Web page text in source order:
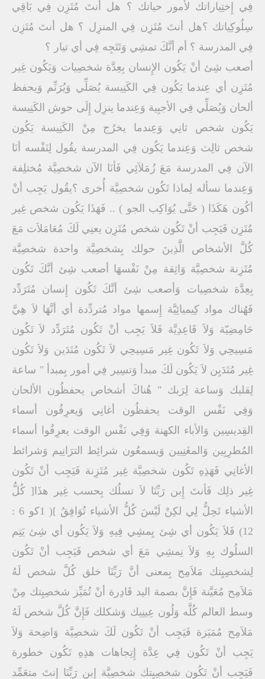
فِي إِختِياراتك لأمور حياتك ؟ هل أنتَ مُتَزِن فِي بَاقِي
سِلُوكِياتك ؟هل أنتَ مُتَزِن فِي المنزِل ؟ هل أنتَ مُتَزِن
فِي المدرسة ؟ أم أنَّكَ تمشِي وَتَتَجِه فِي أي تيار ؟
أصعب شِئ أنْ يَكُون الإِنسان بِعِدَّة شخصِيات وَيَكُون غِير
مُتَزِن أي عِندما يَكُون فِي الكَنِيسة يُصَلِّي وَيُرَنِّم وَيحفظ
ألحان وَيُصَلِّي فِي الأجبِية وَعِندما ينزِل إِلَى حوش الكَنِيسة
يَكُون شخص ثانِي وَعِندما يخرُج مِنْ الكَنِيسة يَكُون
شخص ثالِث وَعِندما يَكُون فِي المدرسة يقُول لِنَفْسه أنَا
الآن فِي المدرسة مَعَ زُمَلاَئِي فَأنَا الآن شخصِيَّة مُختلِفة
وَعِندما نسأله لِماذا تَكُون شخصِيَّة أُخرى ؟يقُول يَجِب أنْ
أكُون هَكَذَا ( حَتَّى يُوَاكِب الجو ) .. فَهَذَا يَكُون شخص غِير
مُتَزِن فَيَجِب أنْ تَكُون شخص مُتَزِن يعنِي لَكَ مُعَامَلاَت مَعَ
كُلَّ الأشخاص الَّذِينَ حولك بِشخصِيَّة واحدة شخصِيَّة
مُتَزِنة شخصِيَّة وَاثِقة مِنْ نَفْسهَا أصعب شِئ أنَّكَ تَكُون
بِعِدَّة شخصِيات وَأصعب شِئ أنَّكَ تَكُون إِنسان مُتَرَدِّد
فَهُناك مواد كِيميائِيَّة إِسمها مواد مُتردِّدة أي أنَّهَا لاَ هِيَّ
حَامِضِيّة وَلاَ قَاعِدِيَّة فَلاَ يَجِب أنْ تَكُون مُتَرَدِّد لاَ تَكُون
مَسِيحِي وَلاَ تَكُون غِير مَسِيحِي لاَ تَكُون مُتَدَين وَلاَ تَكُون
غِير مُتَدَيِن لاَ يَكُون لَكَ مبدأ وَتسِير فِي أمور بِمبدأ " ساعة
لِقلبك وَساعة لِرَبك " هُناكَ أشخاص يحفظُون الألحان
وَفِي نَفْس الوقت يحفظُون أغانِي وَيعرِفُون أسماء
القِديسِين وَالأباء الكهنة وَفِي نَفْس الوقت يعرِفُوا أسماء
المُطرِبِين وَالمغَنِيين وَيسمعُون شرائِط الترَانِيم وَشرائط
الأغانِي فَهَذِهِ تَكُون شخصِيَّة غِير مُتَزِنة فَيَجِب أنْ تَكُون
غِير ذلِك فَأنتَ إِبن رَبِّنَا لاَ تسلُك بِحسب غِير هذَا[ كُلُّ
الأشياء تَحِلُّ لِي لكِنْ لَيْسَ كُلُّ الأشياء تُوَافِقُ ]( 1كو 6 :
12) فَلاَ يَكُون أي شِئ يِمشِي فِيهِ وَلاَ يَكُون أي شِئ يَتِم
السلُوك بِهِ وَلاَ نِمشِي مَعَ أي شخص فَيَجِب أنْ تَكُون
لِشخصِيِتك مَلاَمِح بِمعنى أنَّ رَبِّنَا خلق كُلَّ شخص لَهُ
مَلاَمِح مُعَيَّنة فَإِنَّ بصمة اليد قَادِرة أنْ تُمَيِّز شخصِيِتك مِنْ
وسط العالم كُلَّه وَلُون عِينِيك وَشكلك فَإِنَّ كُلَّ شخص لَهُ
مَلاَمِح مُمَيَزة فَيَجِب أنْ تَكُون لَكَ شخصِيَّة وَاضِحة وَلاَ
يَجِب أنْ تَكُون فِي عِدَّة إِتِجاهات هذِهِ تَكُون خطورة
فَيَجِب أنْ تَكُون شخصِيِتك شخصِيَّة إِبن رَبِّنَا إِنتَ متعَمِّد